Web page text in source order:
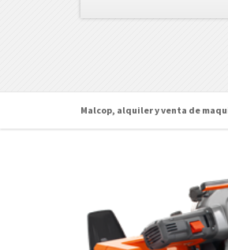
Malcop, alquiler y venta de